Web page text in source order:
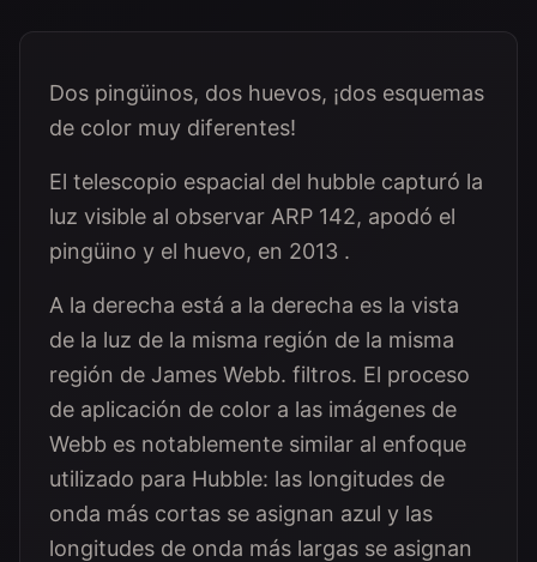
Dos pingüinos, dos huevos, ¡dos esquemas
de color muy diferentes!
El telescopio espacial del hubble capturó la
luz visible al observar ARP 142, apodó el
pingüino y el huevo, en 2013 .
A la derecha está a la derecha es la vista
de la luz de la misma región de la misma
región de James Webb. filtros. El proceso
de aplicación de color a las imágenes de
Webb es notablemente similar al enfoque
utilizado para Hubble: las longitudes de
onda más cortas se asignan azul y las
longitudes de onda más largas se asignan